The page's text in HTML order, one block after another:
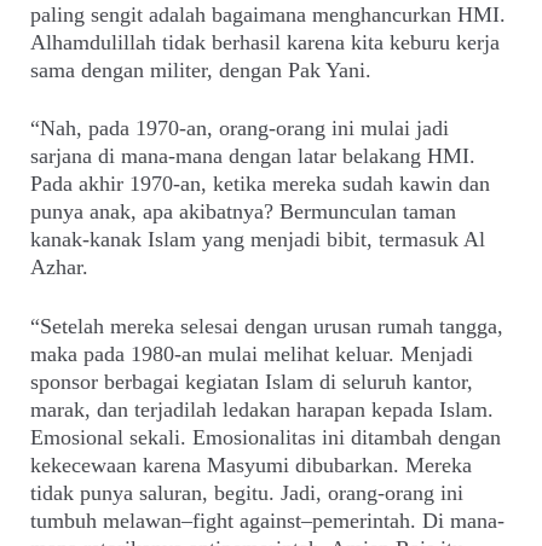
paling sengit adalah bagaimana menghancurkan HMI.
Alhamdulillah tidak berhasil karena kita keburu kerja
sama dengan militer, dengan Pak Yani.
“Nah, pada 1970-an, orang-orang ini mulai jadi
sarjana di mana-mana dengan latar belakang HMI.
Pada akhir 1970-an, ketika mereka sudah kawin dan
punya anak, apa akibatnya? Bermunculan taman
kanak-kanak Islam yang menjadi bibit, termasuk Al
Azhar.
“Setelah mereka selesai dengan urusan rumah tangga,
maka pada 1980-an mulai melihat keluar. Menjadi
sponsor berbagai kegiatan Islam di seluruh kantor,
marak, dan terjadilah ledakan harapan kepada Islam.
Emosional sekali. Emosionalitas ini ditambah dengan
kekecewaan karena Masyumi dibubarkan. Mereka
tidak punya saluran, begitu. Jadi, orang-orang ini
tumbuh melawan–fight against–pemerintah. Di mana-